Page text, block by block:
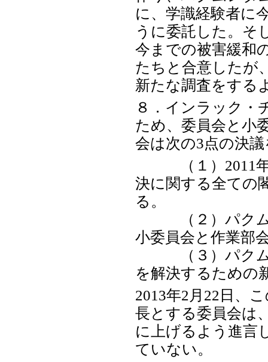
に、学識経験者に
うに委託した。そ
今までの被害緩和
たちと合意したが
新たな調査をする
８．インラック・
ため、委員会と小
会は次の3点の決
（１）2011年5
決に関する全ての
る。
（２）パクムン
小委員会と作業部
（３）パクムン
を解決するための
2013年2月22日、
長とする委員会は
に上げるよう進言
ていない。